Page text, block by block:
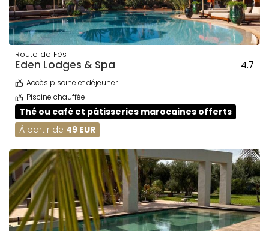
Route de Fès
Eden Lodges & Spa 4.7
Accès piscine et déjeuner
Piscine chauffée
Thé ou café et pâtisseries marocaines offerts
À partir de 49 EUR